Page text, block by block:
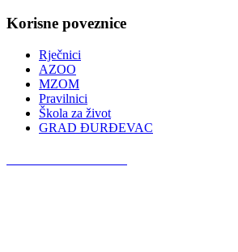
Korisne poveznice
Rječnici
AZOO
MZOM
Pravilnici
Škola za život
GRAD ĐURĐEVAC